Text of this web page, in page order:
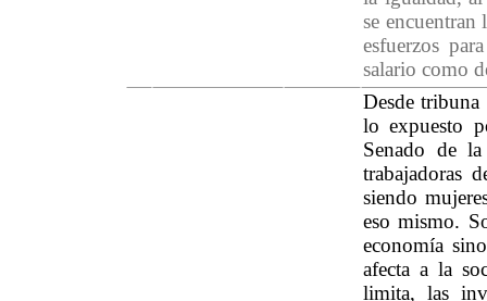
se
esfuerzos
salario como
Desde
lo expuesto
Senado de
trabajadoras
siendo
eso mismo.
economía
afecta a la
limita, las